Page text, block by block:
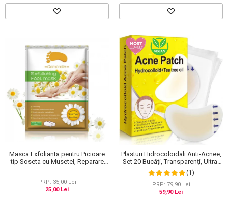
Masca Exfolianta pentru Picioare
tip Soseta cu Musetel, Reparare
PRP: 35,00 Lei
25,00 Lei
Plasturi Hidrocoloidali Anti-Acnee,
Set 20 Bucăți, Transparenți, Ultra-
subțiri, Formulă Premium
(1)
PRP: 79,90 Lei
59,90 Lei